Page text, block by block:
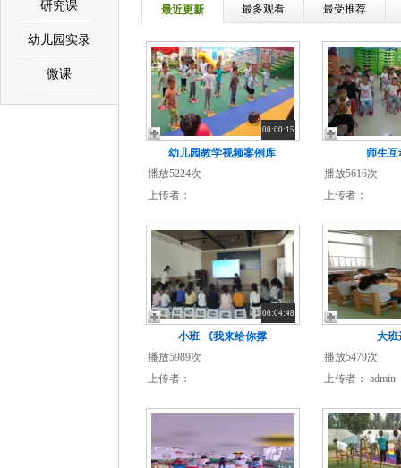
研究课
幼儿园实录
微课
最近更新 最多观看 最受推荐
00:00:15
幼儿园教学视频案例库
播放5224次
上传者：
师生
播放5616次
上传者：
00:04:48
小班 《我来给你撑
播放5989次
上传者：
大班
播放5479次
上传者： admin